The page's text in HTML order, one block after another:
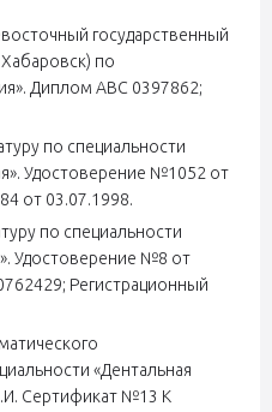
государственный
по
Диплом АВС 0397862;
по специальности
Удостоверение №1052 от
от 03.07.1998.
по специальности
Удостоверение №8 от
Регистрационный
«Дентальная
Сертификат №13 К